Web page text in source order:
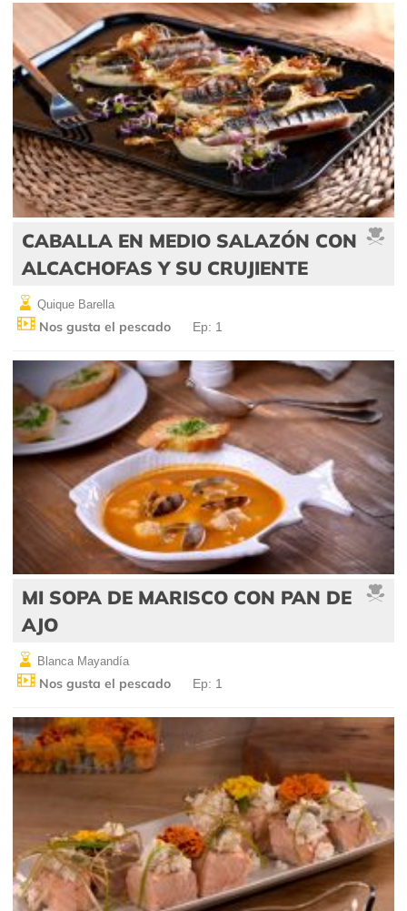
CABALLA EN MEDIO SALAZÓN CON
ALCACHOFAS Y SU CRUJIENTE
Quique Barella
Nos gusta el pescado Ep: 1
MI SOPA DE MARISCO CON PAN DE
AJO
Blanca Mayandía
Nos gusta el pescado Ep: 1